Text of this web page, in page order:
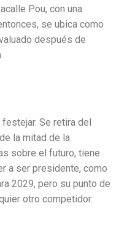
Pou, con una
se ubica como
después de
Se retira del
la mitad de la
sobre el futuro, tiene
a ser presidente, como
2029, pero su punto de
otro competidor.